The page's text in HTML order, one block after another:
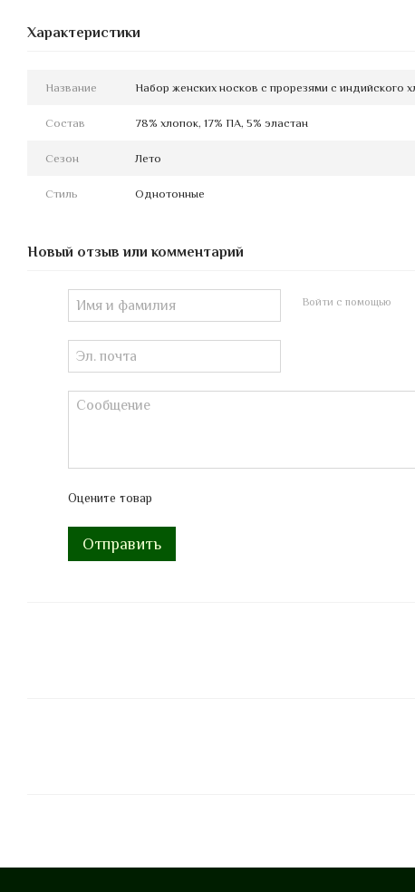
Характеристики
Название Набор женских носков с прорезями с индийского
Состав 78% хлопок, 17% ПА, 5% эластан
Сезон Лето
Стиль Однотонные
Новый отзыв или комментарий
Войти с помощью
Оцените товар
Отправить